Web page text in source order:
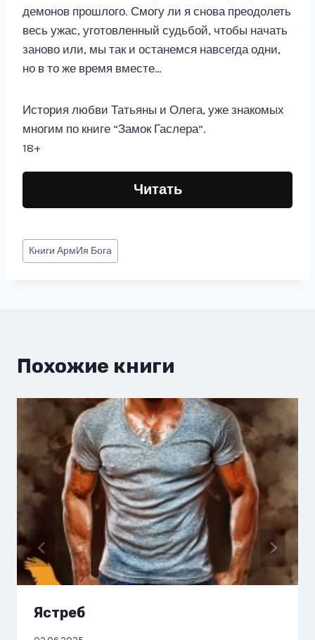
демонов прошлого. Смогу ли я снова преодолеть
весь ужас, уготовленный судьбой, чтобы начать
заново или, мы так и останемся навсегда одни,
но в то же время вместе…
История любви Татьяны и Олега, уже знакомых
многим по книге “Замок Гаслера”.
18+
Читать
Метки
записи:
КнигиАрмИя Бога
Похожие книги
Ястреб